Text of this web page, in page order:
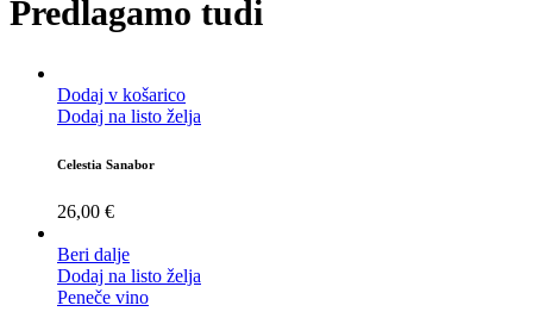
Predlagamo tudi
Dodaj v košarico
Dodaj na listo želja
Celestia Sanabor
26,00 €
Beri dalje
Dodaj na listo želja
Peneče vino